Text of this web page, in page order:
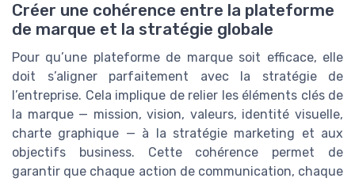
Créer une cohérence entre la plateforme
de marque et la stratégie globale
Pour qu’une plateforme de marque soit efficace, elle
doit s’aligner parfaitement avec la stratégie de
l’entreprise. Cela implique de relier les éléments clés de
la marque — mission, vision, valeurs, identité visuelle,
charte graphique — à la stratégie marketing et aux
objectifs business. Cette cohérence permet de
garantir que chaque action de communication, chaque